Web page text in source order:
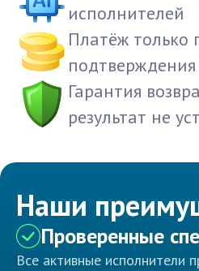
исполнителей
Платёж только
подтверждения
Гарантия
результат не
Наши
Проверенные
Все активные исполнители